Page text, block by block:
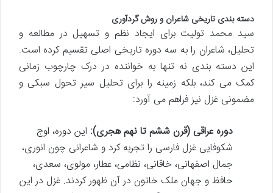
دسته بندی تاریخی شاعران و روش گردآوری
سید محمد تولیت برای ایجاد نظم و تسهیل در مطالعه و
تحلیل، شاعران را به سه دوره تاریخی اصلی تقسیم کرده است.
این دسته بندی نه تنها به خواننده در درک چارچوب زمانی
کمک می کند، بلکه زمینه را برای تحلیل سیر تحول سبکی و
مضمونی غزل نیز فراهم می آورد:
دوره عراقی (قرن ششم تا نهم هجری): این دوره، اوج
شکوفایی غزل فارسی را تجربه کرد و شاعرانی چون انوری،
جمال اصفهانی، خاقانی، نظامی، عطار، مولوی، سعدی،
حافظ و جهان ملک خاتون در آن ظهور کردند. غزل در این